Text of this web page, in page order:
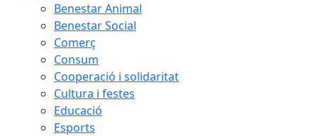
Benestar Animal
Benestar Social
Comerç
Consum
Cooperació i solidaritat
Cultura i festes
Educació
Esports